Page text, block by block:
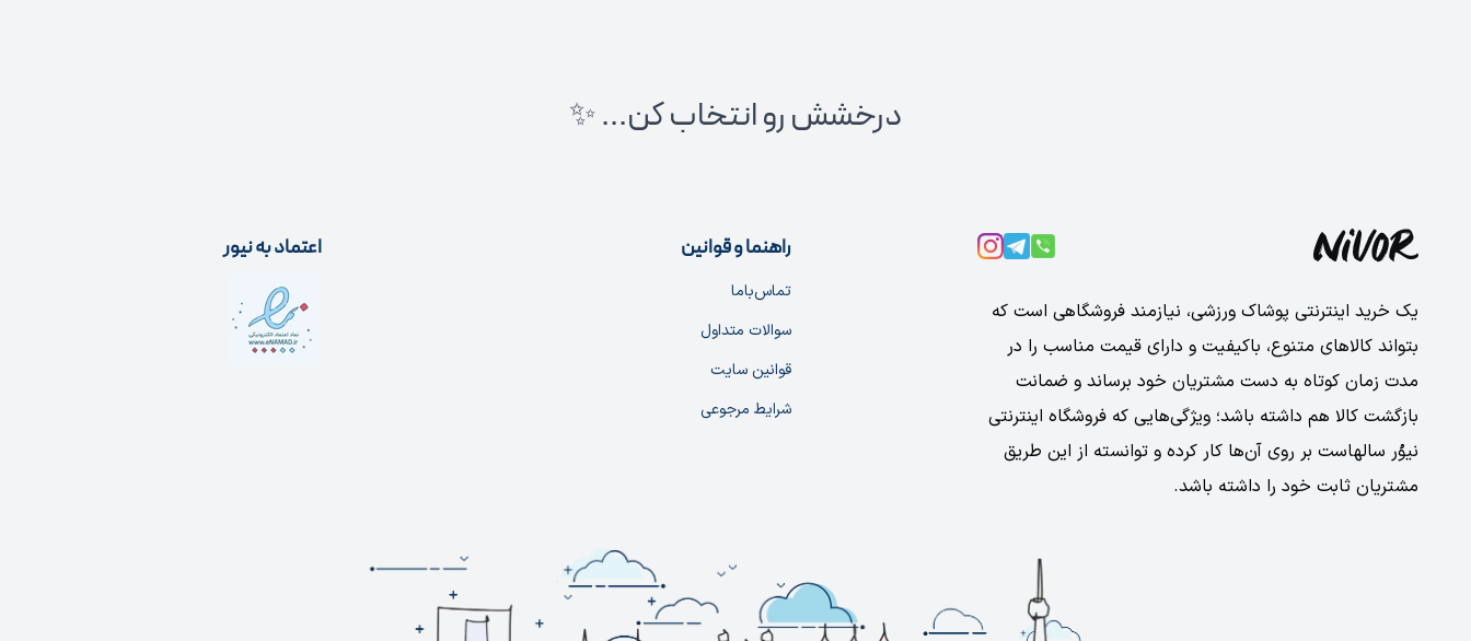
درخشش رو انتخاب کن... ✨
یک خرید اینترنتی پوشاک ورزشی، نیازمند فروشگاهی است که
بتواند کالاهای متنوع، باکیفیت و دارای قیمت مناسب را در
مدت زمان کوتاه به دست مشتریان خود برساند و ضمانت
بازگشت کالا هم داشته باشد؛ ویژگی‌هایی که فروشگاه اینترنتی
نیوُر سالهاست بر روی آن‌ها کار کرده و توانسته از این طریق
مشتریان ثابت خود را داشته باشد.
راهنما و قوانین
تماس‌با‌ما
سوالات متداول
قوانین سایت
شرایط مرجوعی
اعتماد به نیور